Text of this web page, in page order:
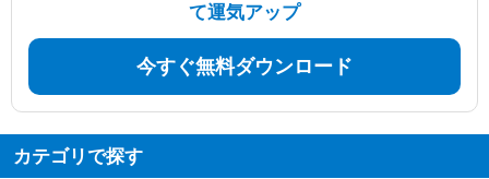
て運気アップ
今すぐ無料ダウンロード
カテゴリで探す